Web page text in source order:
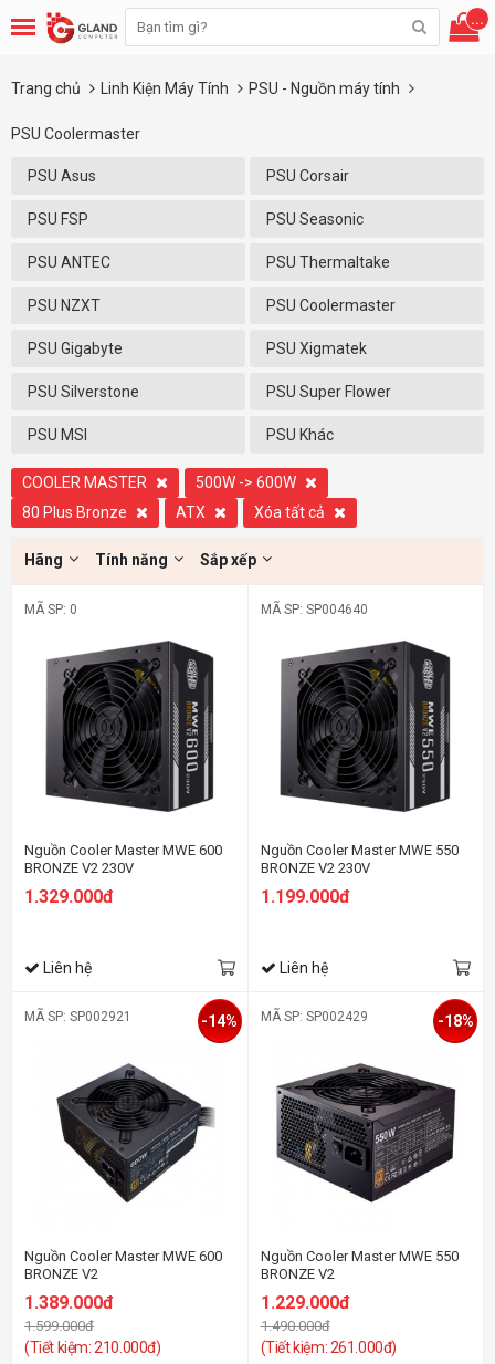
...
Trang chủ Linh Kiện Máy Tính PSU - Nguồn máy tính
PSU Coolermaster
PSU Asus PSU Corsair
PSU FSP PSU Seasonic
PSU ANTEC PSU Thermaltake
PSU NZXT PSU Coolermaster
PSU Gigabyte PSU Xigmatek
PSU Silverstone PSU Super Flower
PSU MSI PSU Khác
COOLER MASTER
500W -> 600W
80 Plus Bronze
ATX Xóa tất cả
Hãng Tính năng Sắp xếp
MÃ SP: 0
Nguồn Cooler Master MWE 600
BRONZE V2 230V
1.329.000đ
Liên hệ
MÃ SP: SP004640
Nguồn Cooler Master MWE 550
BRONZE V2 230V
1.199.000đ
Liên hệ
MÃ SP: SP002921
Nguồn Cooler Master MWE 600
BRONZE V2
1.389.000đ
1.599.000đ
(Tiết kiệm: 210.000đ)
-14% MÃ SP: SP002429
Nguồn Cooler Master MWE 550
BRONZE V2
1.229.000đ
1.490.000đ
(Tiết kiệm: 261.000đ)
-18%